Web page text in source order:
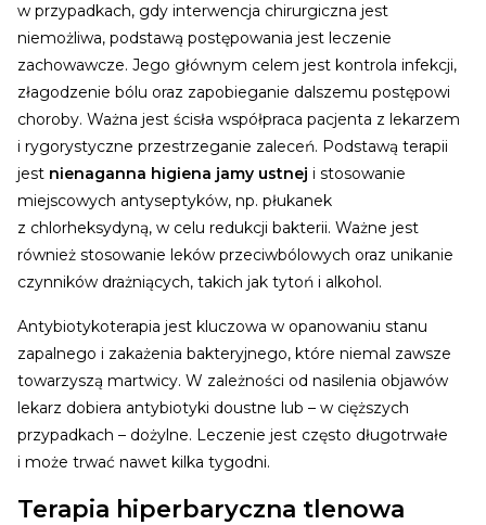
w przypadkach, gdy interwencja chirurgiczna jest
niemożliwa, podstawą postępowania jest leczenie
zachowawcze. Jego głównym celem jest kontrola infekcji,
złagodzenie bólu oraz zapobieganie dalszemu postępowi
choroby. Ważna jest ścisła współpraca pacjenta z lekarzem
i rygorystyczne przestrzeganie zaleceń. Podstawą terapii
jest nienaganna higiena jamy ustnej i stosowanie
miejscowych antyseptyków, np. płukanek
z chlorheksydyną, w celu redukcji bakterii. Ważne jest
również stosowanie leków przeciwbólowych oraz unikanie
czynników drażniących, takich jak tytoń i alkohol.
Antybiotykoterapia jest kluczowa w opanowaniu stanu
zapalnego i zakażenia bakteryjnego, które niemal zawsze
towarzyszą martwicy. W zależności od nasilenia objawów
lekarz dobiera antybiotyki doustne lub – w cięższych
przypadkach – dożylne. Leczenie jest często długotrwałe
i może trwać nawet kilka tygodni.
Terapia hiperbaryczna tlenowa